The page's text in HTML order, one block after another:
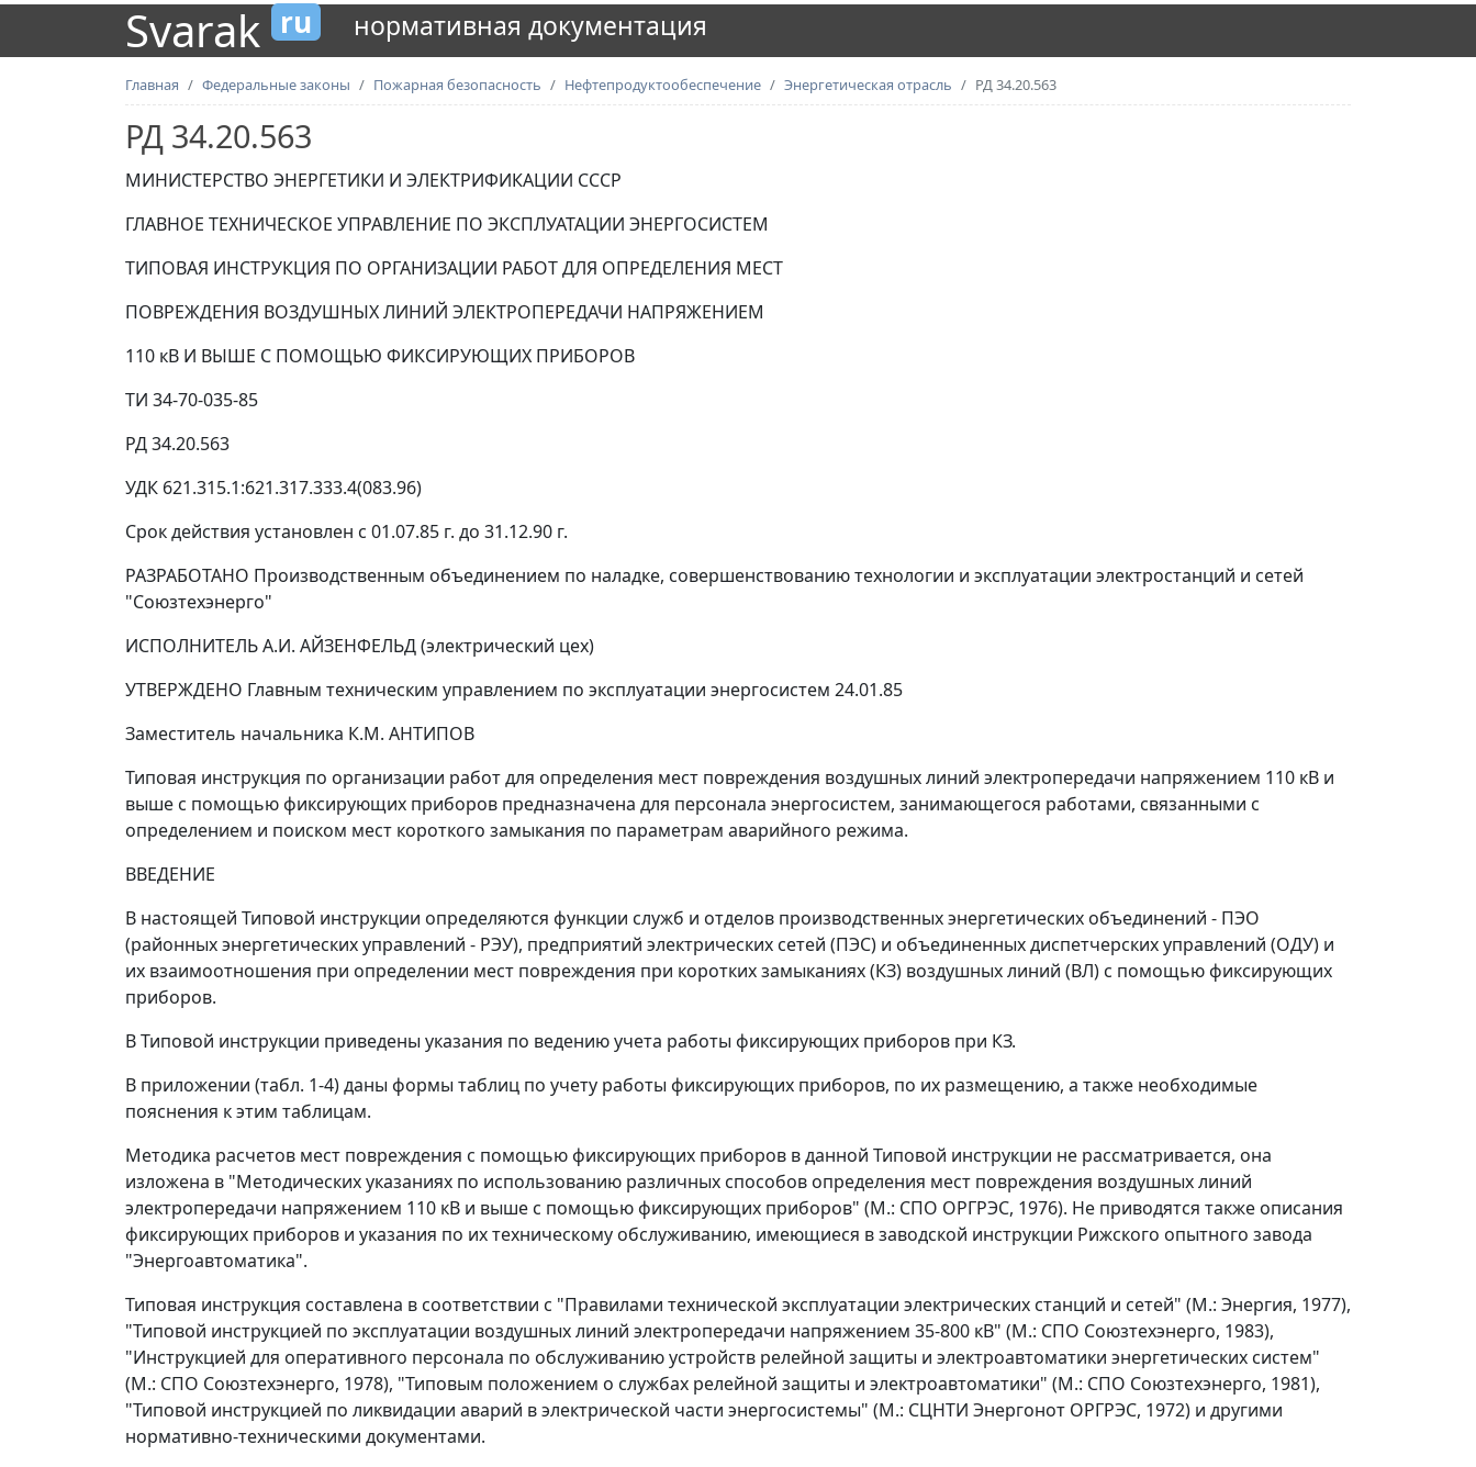
Svarak ru нормативная документация
Главная Федеральные законы Пожарная безопасность Нефтепродуктообеспечение Энергетическая отрасль РД 34.20.563
РД 34.20.563
МИНИСТЕРСТВО ЭНЕРГЕТИКИ И ЭЛЕКТРИФИКАЦИИ СССР
ГЛАВНОЕ ТЕХНИЧЕСКОЕ УПРАВЛЕНИЕ ПО ЭКСПЛУАТАЦИИ ЭНЕРГОСИСТЕМ
ТИПОВАЯ ИНСТРУКЦИЯ ПО ОРГАНИЗАЦИИ РАБОТ ДЛЯ ОПРЕДЕЛЕНИЯ МЕСТ
ПОВРЕЖДЕНИЯ ВОЗДУШНЫХ ЛИНИЙ ЭЛЕКТРОПЕРЕДАЧИ НАПРЯЖЕНИЕМ
110 кВ И ВЫШЕ С ПОМОЩЬЮ ФИКСИРУЮЩИХ ПРИБОРОВ
ТИ 34-70-035-85
РД 34.20.563
УДК 621.315.1:621.317.333.4(083.96)
Срок действия установлен с 01.07.85 г. до 31.12.90 г.
РАЗРАБОТАНО Производственным объединением по наладке, совершенствованию технологии и эксплуатации электростанций и сетей
"Союзтехэнерго"
ИСПОЛНИТЕЛЬ А.И. АЙЗЕНФЕЛЬД (электрический цех)
УТВЕРЖДЕНО Главным техническим управлением по эксплуатации энергосистем 24.01.85
Заместитель начальника К.М. АНТИПОВ
Типовая инструкция по организации работ для определения мест повреждения воздушных линий электропередачи напряжением 110 кВ и
выше с помощью фиксирующих приборов предназначена для персонала энергосистем, занимающегося работами, связанными с
определением и поиском мест короткого замыкания по параметрам аварийного режима.
ВВЕДЕНИЕ
В настоящей Типовой инструкции определяются функции служб и отделов производственных энергетических объединений - ПЭО
(районных энергетических управлений - РЭУ), предприятий электрических сетей (ПЭС) и объединенных диспетчерских управлений (ОДУ) и
их взаимоотношения при определении мест повреждения при коротких замыканиях (КЗ) воздушных линий (ВЛ) с помощью фиксирующих
приборов.
В Типовой инструкции приведены указания по ведению учета работы фиксирующих приборов при КЗ.
В приложении (табл. 1-4) даны формы таблиц по учету работы фиксирующих приборов, по их размещению, а также необходимые
пояснения к этим таблицам.
Методика расчетов мест повреждения с помощью фиксирующих приборов в данной Типовой инструкции не рассматривается, она
изложена в "Методических указаниях по использованию различных способов определения мест повреждения воздушных линий
электропередачи напряжением 110 кВ и выше с помощью фиксирующих приборов" (М.: СПО ОРГРЭС, 1976). Не приводятся также описания
фиксирующих приборов и указания по их техническому обслуживанию, имеющиеся в заводской инструкции Рижского опытного завода
"Энергоавтоматика".
Типовая инструкция составлена в соответствии с "Правилами технической эксплуатации электрических станций и сетей" (М.: Энергия, 1977),
"Типовой инструкцией по эксплуатации воздушных линий электропередачи напряжением 35-800 кВ" (М.: СПО Союзтехэнерго, 1983),
"Инструкцией для оперативного персонала по обслуживанию устройств релейной защиты и электроавтоматики энергетических систем"
(М.: СПО Союзтехэнерго, 1978), "Типовым положением о службах релейной защиты и электроавтоматики" (М.: СПО Союзтехэнерго, 1981),
"Типовой инструкцией по ликвидации аварий в электрической части энергосистемы" (М.: СЦНТИ Энергонот ОРГРЭС, 1972) и другими
нормативно-техническими документами.